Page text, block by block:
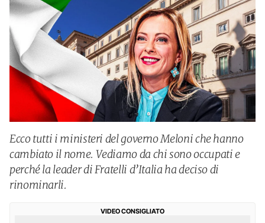
Ecco tutti i ministeri del governo Meloni che hanno
cambiato il nome. Vediamo da chi sono occupati e
perché la leader di Fratelli d’Italia ha deciso di
rinominarli.
VIDEO CONSIGLIATO